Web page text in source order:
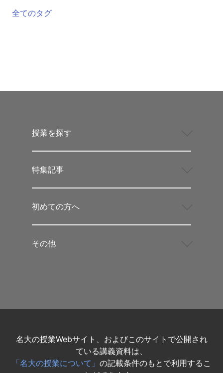
全てのタグ
授業を探す
特集記事
初めての方へ
その他
名大の授業Webサイト、およびこのサイトで公開され
ている講義資料は、
「名大の授業について」 の記載条件のもとで利用するこ